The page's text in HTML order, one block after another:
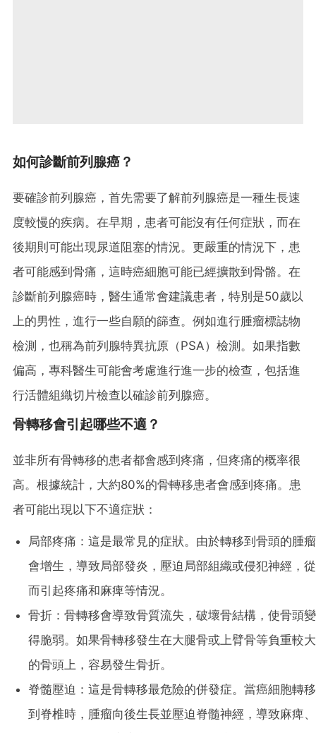
如何診斷前列腺癌？
要確診前列腺癌，首先需要了解前列腺癌是一種生長速
度較慢的疾病。在早期，患者可能沒有任何症狀，而在
後期則可能出現尿道阻塞的情況。更嚴重的情況下，患
者可能感到骨痛，這時癌細胞可能已經擴散到骨骼。在
診斷前列腺癌時，醫生通常會建議患者，特別是50歲以
上的男性，進行一些自願的篩查。例如進行腫瘤標誌物
檢測，也稱為前列腺特異抗原（PSA）檢測。如果指數
偏高，專科醫生可能會考慮進行進一步的檢查，包括進
行活體組織切片檢查以確診前列腺癌。
骨轉移會引起哪些不適？
並非所有骨轉移的患者都會感到疼痛，但疼痛的概率很
高。根據統計，大約80%的骨轉移患者會感到疼痛。患
者可能出現以下不適症狀：
局部疼痛：這是最常見的症狀。由於轉移到骨頭的腫瘤
會增生，導致局部發炎，壓迫局部組織或侵犯神經，從
而引起疼痛和麻痺等情況。
骨折：骨轉移會導致骨質流失，破壞骨結構，使骨頭變
得脆弱。如果骨轉移發生在大腿骨或上臂骨等負重較大
的骨頭上，容易發生骨折。
脊髓壓迫：這是骨轉移最危險的併發症。當癌細胞轉移
到脊椎時，腫瘤向後生長並壓迫脊髓神經，導致麻痺、